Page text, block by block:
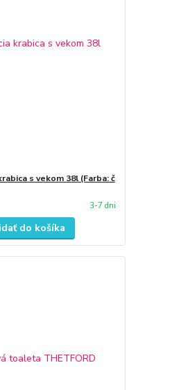
s vekom 38l (Farba: č
3-7 dni
do košíka